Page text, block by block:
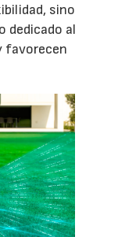
sino
dedicado al
favorecen